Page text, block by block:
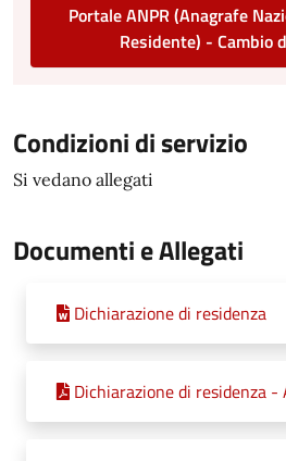
Portale ANPR (Anagrafe
Residente) - Cambio
Condizioni di servizio
Si vedano allegati
Documenti e Allegati
Dichiarazione di residenza
Dichiarazione di residenza -